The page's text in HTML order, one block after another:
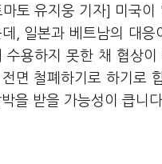
마토 유지웅 기자] 미국
, 일본과 베트남의 대
수용하지 못한 채 협상
면 철폐하기로 하기로
을 받을 가능성이 큽니다.